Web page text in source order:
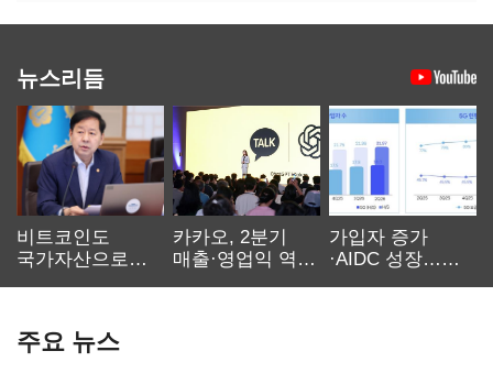
뉴스리듬
비트코인도
국가자산으로…'
카카오, 2분기
매출·영업익 역대
가입자 증가
·AIDC 성장…
주요 뉴스